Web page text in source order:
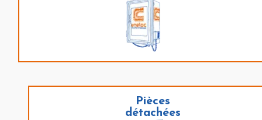
Pièces
détachées